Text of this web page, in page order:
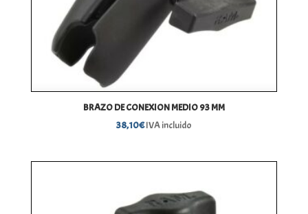
BRAZO DE CONEXION MEDIO 93 MM
38,10€IVA incluido